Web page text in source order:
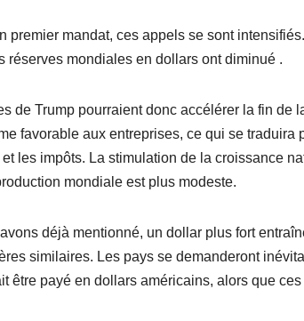
premier mandat, ces appels se sont
réserves mondiales en dollars ont diminué .
de Trump pourraient donc accélérer la fin de
favorable aux entreprises, ce qui se
les impôts. La stimulation de la croissance
mondiale est plus modeste.
déjà mentionné, un dollar plus fort
similaires. Les pays se demanderont
être payé en dollars américains, alors que